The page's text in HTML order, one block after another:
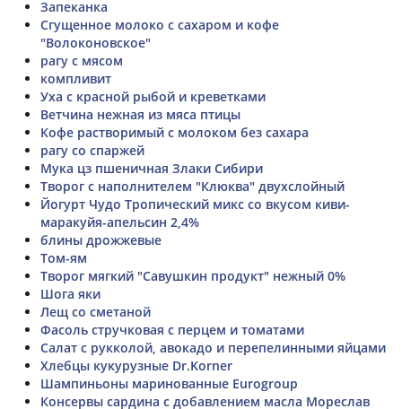
Запеканка
Сгущенное молоко с сахаром и кофе
"Волоконовское"
рагу с мясом
компливит
Уха с красной рыбой и креветками
Ветчина нежная из мяса птицы
Кофе растворимый с молоком без сахара
рагу со спаржей
Мука цз пшеничная Злаки Сибири
Творог с наполнителем "Клюква" двухслойный
Йогурт Чудо Тропический микс со вкусом киви-
маракуйя-апельсин 2,4%
блины дрожжевые
Том-ям
Творог мягкий "Савушкин продукт" нежный 0%
Шога яки
Лещ со сметаной
Фасоль стручковая с перцем и томатами
Салат с рукколой, авокадо и перепелинными яйцами
Хлебцы кукурузные Dr.Korner
Шампиньоны маринованные Eurogroup
Консервы сардина с добавлением масла Мореслав